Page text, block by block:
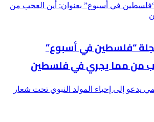
مجلة “فلسطين في أسبوع” بعنوان: أين العجب من
من مجلة “فلسطين في أسبوع”
من مما يجري في فلسطين
يدعو إلى إحياء المولد النبوي تحت شعار